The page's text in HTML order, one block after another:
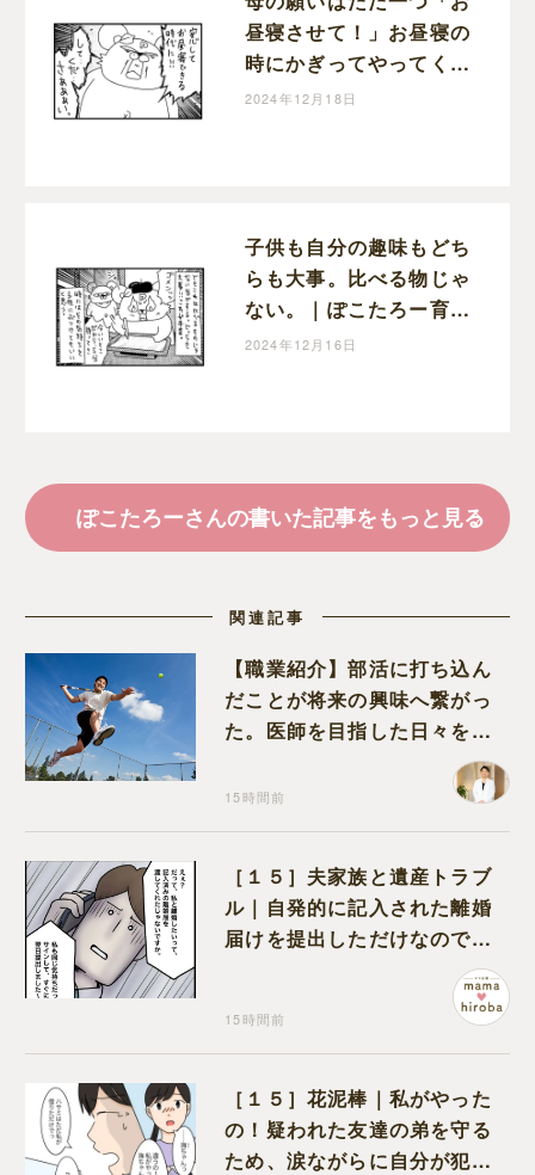
昼寝させて！」お昼寝の
時にかぎってやってくる
宣伝車｜ぽこたろー育児
2024年12月18日
子供も自分の趣味もどち
らも大事。比べる物じゃ
ない。｜ぽこたろー育児
漫画
2024年12月16日
ぽこたろーさんの書いた記事をもっと見る
関連記事
【職業紹介】部活に打ち込ん
だことが将来の興味へ繋がっ
た。医師を目指した日々を振
15時間前
［１５］夫家族と遺産トラブ
ル｜自発的に記入された離婚
届けを提出しただけなので、
15時間前
［１５］花泥棒｜私がやった
の！疑われた友達の弟を守る
ため、涙ながらに自分が犯人